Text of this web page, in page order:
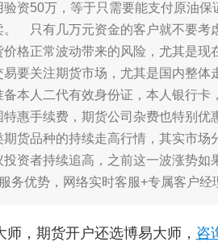
验资50万，等于只需要能支付原油
。 只有几万元资金的客户就不要考
格正常波动带来的风险，尤其是
要关注期货市场，尤其是国内整
本人二代有效身份证，本人银行
特惠手续费，期货公司杂费也特别
货品种的持续走高行情，其实市
投资者持续追高，之前这一波涨势
务优势，网络实时客服+专属客户经
，期货开户还选博易大师， 咨